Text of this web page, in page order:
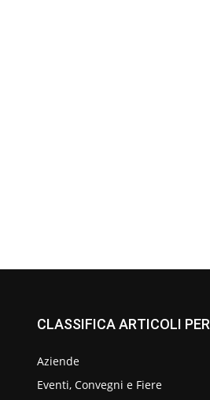
CLASSIFICA ARTICOLI
Aziende
Eventi, Convegni e Fiere